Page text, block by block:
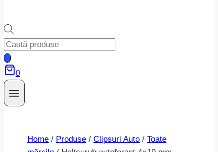
Products
search
0
Home / Produse / Clipsuri Auto / Toate